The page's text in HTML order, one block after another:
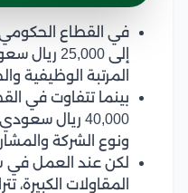
إلى 25,000
المرتبة الوظيفية
40,000 ريال
ونوع الشركة
لكن عند العمل في